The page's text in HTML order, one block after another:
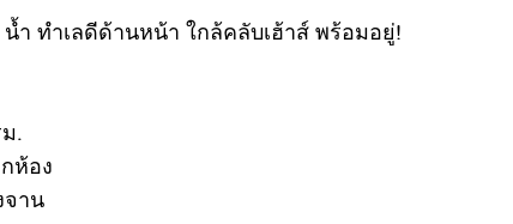
ำ ทำเลดีด้านหน้า ใกล้คลับเฮ้าส์ พร้อมอยู่!
.
ห้อง
จาน